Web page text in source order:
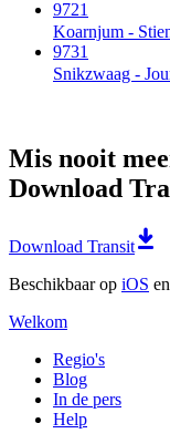
9721
Koarnjum -
9731
Snikzwaag -
Mis nooit
Download
Download Transit
Beschikbaar op iOS en
Welkom
Regio's
Blog
In de pers
Help